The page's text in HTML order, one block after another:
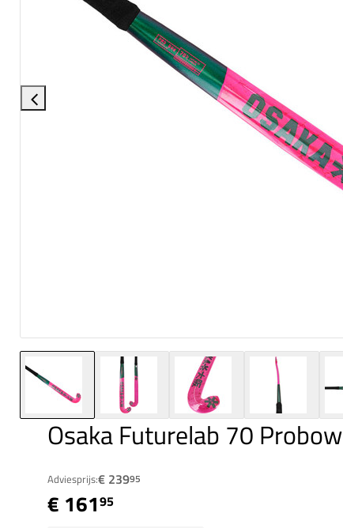
Osaka Futurelab 70 Probow
Adviesprijs:€ 23995
€ 16195